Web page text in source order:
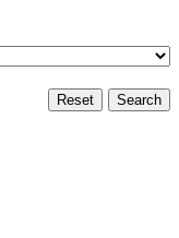
Search
Reset